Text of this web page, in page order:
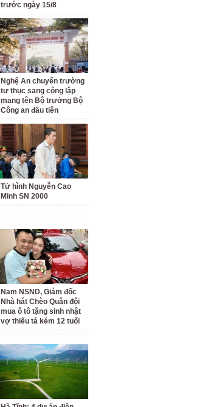
trước ngày 15/8
Nghệ An chuyển trường
tư thục sang công lập
mang tên Bộ trưởng Bộ
Công an đầu tiên
Tử hình Nguyễn Cao
Minh SN 2000
Nam NSND, Giám đốc
Nhà hát Chèo Quân đội
mua ô tô tặng sinh nhật
vợ thiếu tá kém 12 tuổi